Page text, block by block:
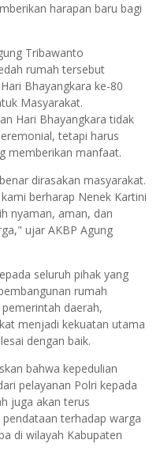
harapan baru bagi
Tribawanto
rumah tersebut
Bhayangkara ke-80
Masyarakat.
Hari Bhayangkara tidak
tetapi harus
memberikan manfaat.
dirasakan masyarakat.
berharap Nenek Kartini
nyaman, aman, dan
ujar AKBP Agung
seluruh pihak yang
rumah
daerah,
menjadi kekuatan utama
dengan baik.
bahwa kepedulian
pelayanan Polri kepada
juga akan terus
terhadap warga
di wilayah Kabupaten